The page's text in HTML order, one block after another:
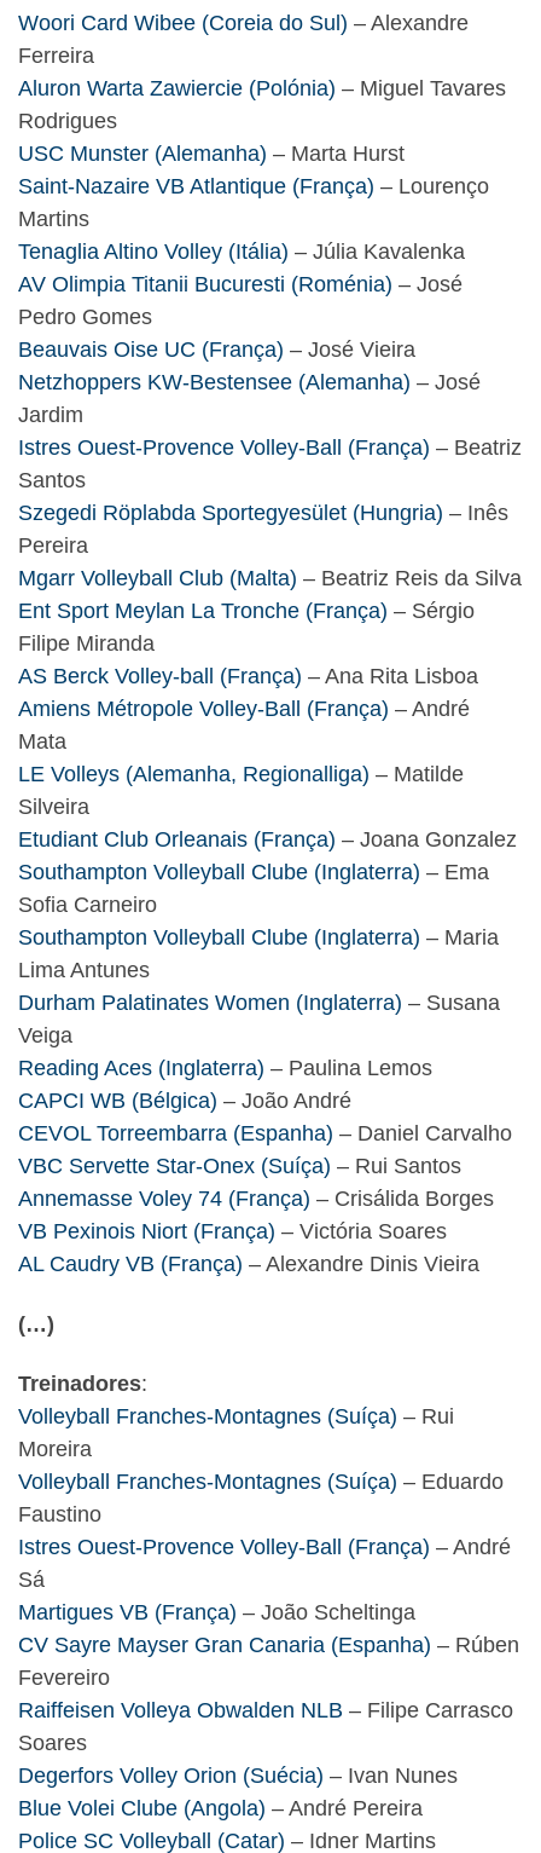
Woori Card Wibee (Coreia do Sul) – Alexandre
Ferreira
Aluron Warta Zawiercie (Polónia) – Miguel Tavares
Rodrigues
USC Munster (Alemanha) – Marta Hurst
Saint-Nazaire VB Atlantique (França) – Lourenço
Martins
Tenaglia Altino Volley (Itália) – Júlia Kavalenka
AV Olimpia Titanii Bucuresti (Roménia) – José
Pedro Gomes
Beauvais Oise UC (França) – José Vieira
Netzhoppers KW-Bestensee (Alemanha) – José
Jardim
Istres Ouest-Provence Volley-Ball (França) – Beatriz
Santos
Szegedi Röplabda Sportegyesület (Hungria) – Inês
Pereira
Mgarr Volleyball Club (Malta) – Beatriz Reis da Silva
Ent Sport Meylan La Tronche (França) – Sérgio
Filipe Miranda
AS Berck Volley-ball (França) – Ana Rita Lisboa
Amiens Métropole Volley-Ball (França) – André
Mata
LE Volleys (Alemanha, Regionalliga) – Matilde
Silveira
Etudiant Club Orleanais (França) – Joana Gonzalez
Southampton Volleyball Clube (Inglaterra) – Ema
Sofia Carneiro
Southampton Volleyball Clube (Inglaterra) – Maria
Lima Antunes
Durham Palatinates Women (Inglaterra) – Susana
Veiga
Reading Aces (Inglaterra) – Paulina Lemos
CAPCI WB (Bélgica) – João André
CEVOL Torreembarra (Espanha) – Daniel Carvalho
VBC Servette Star-Onex (Suíça) – Rui Santos
Annemasse Voley 74 (França) – Crisálida Borges
VB Pexinois Niort (França) – Victória Soares
AL Caudry VB (França) – Alexandre Dinis Vieira
(…)
Treinadores:
Volleyball Franches-Montagnes (Suíça) – Rui
Moreira
Volleyball Franches-Montagnes (Suíça) – Eduardo
Faustino
Istres Ouest-Provence Volley-Ball (França) – André
Sá
Martigues VB (França) – João Scheltinga
CV Sayre Mayser Gran Canaria (Espanha) – Rúben
Fevereiro
Raiffeisen Volleya Obwalden NLB – Filipe Carrasco
Soares
Degerfors Volley Orion (Suécia) – Ivan Nunes
Blue Volei Clube (Angola) – André Pereira
Police SC Volleyball (Catar) – Idner Martins